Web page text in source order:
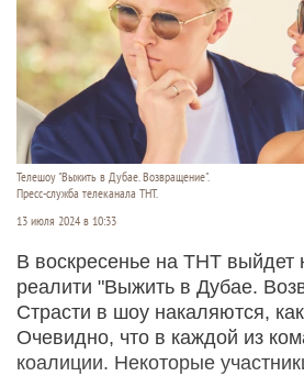
Телешоу "Выжить в Дубае. Возвращение".
Пресс-служба телеканала ТНТ.
13 июля 2024 в 10:33
В воскресенье на ТНТ выйдет
реалити "Выжить в Дубае.
Страсти в шоу накаляются,
Очевидно, что в каждой из
коалиции. Некоторые